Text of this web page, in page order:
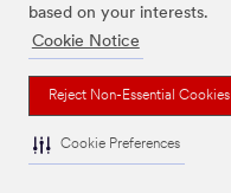
based on your interests.
Cookie Notice
Reject Non-Essential Cookies
Cookie Preferences